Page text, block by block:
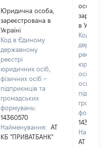
Юридична особа,
зареєстрована в
Україні
Код в Єдиному
державному
реєстрі
юридичних осіб,
фізичних осіб –
підприємців та
громадських
формувань:
14360570
Найменування:
АТ
КБ "ПРИВАТБАНК"
особа,
в Україні
Код в
реєстрі
осіб,
осіб –
14360570
АТ КБ